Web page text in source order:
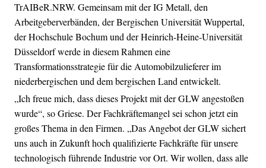
TrAIBeR.NRW. Gemeinsam mit der IG Metall, den
Arbeitgeberverbänden, der Bergischen Universität Wuppertal,
der Hochschule Bochum und der Heinrich-Heine-Universität
Düsseldorf werde in diesem Rahmen eine
Transformationsstrategie für die Automobilzulieferer im
niederbergischen und dem bergischen Land entwickelt.
„Ich freue mich, dass dieses Projekt mit der GLW angestoßen
wurde“, so Griese. Der Fachkräftemangel sei schon jetzt ein
großes Thema in den Firmen. „Das Angebot der GLW sichert
uns auch in Zukunft hoch qualifizierte Fachkräfte für unsere
technologisch führende Industrie vor Ort. Wir wollen, dass alle